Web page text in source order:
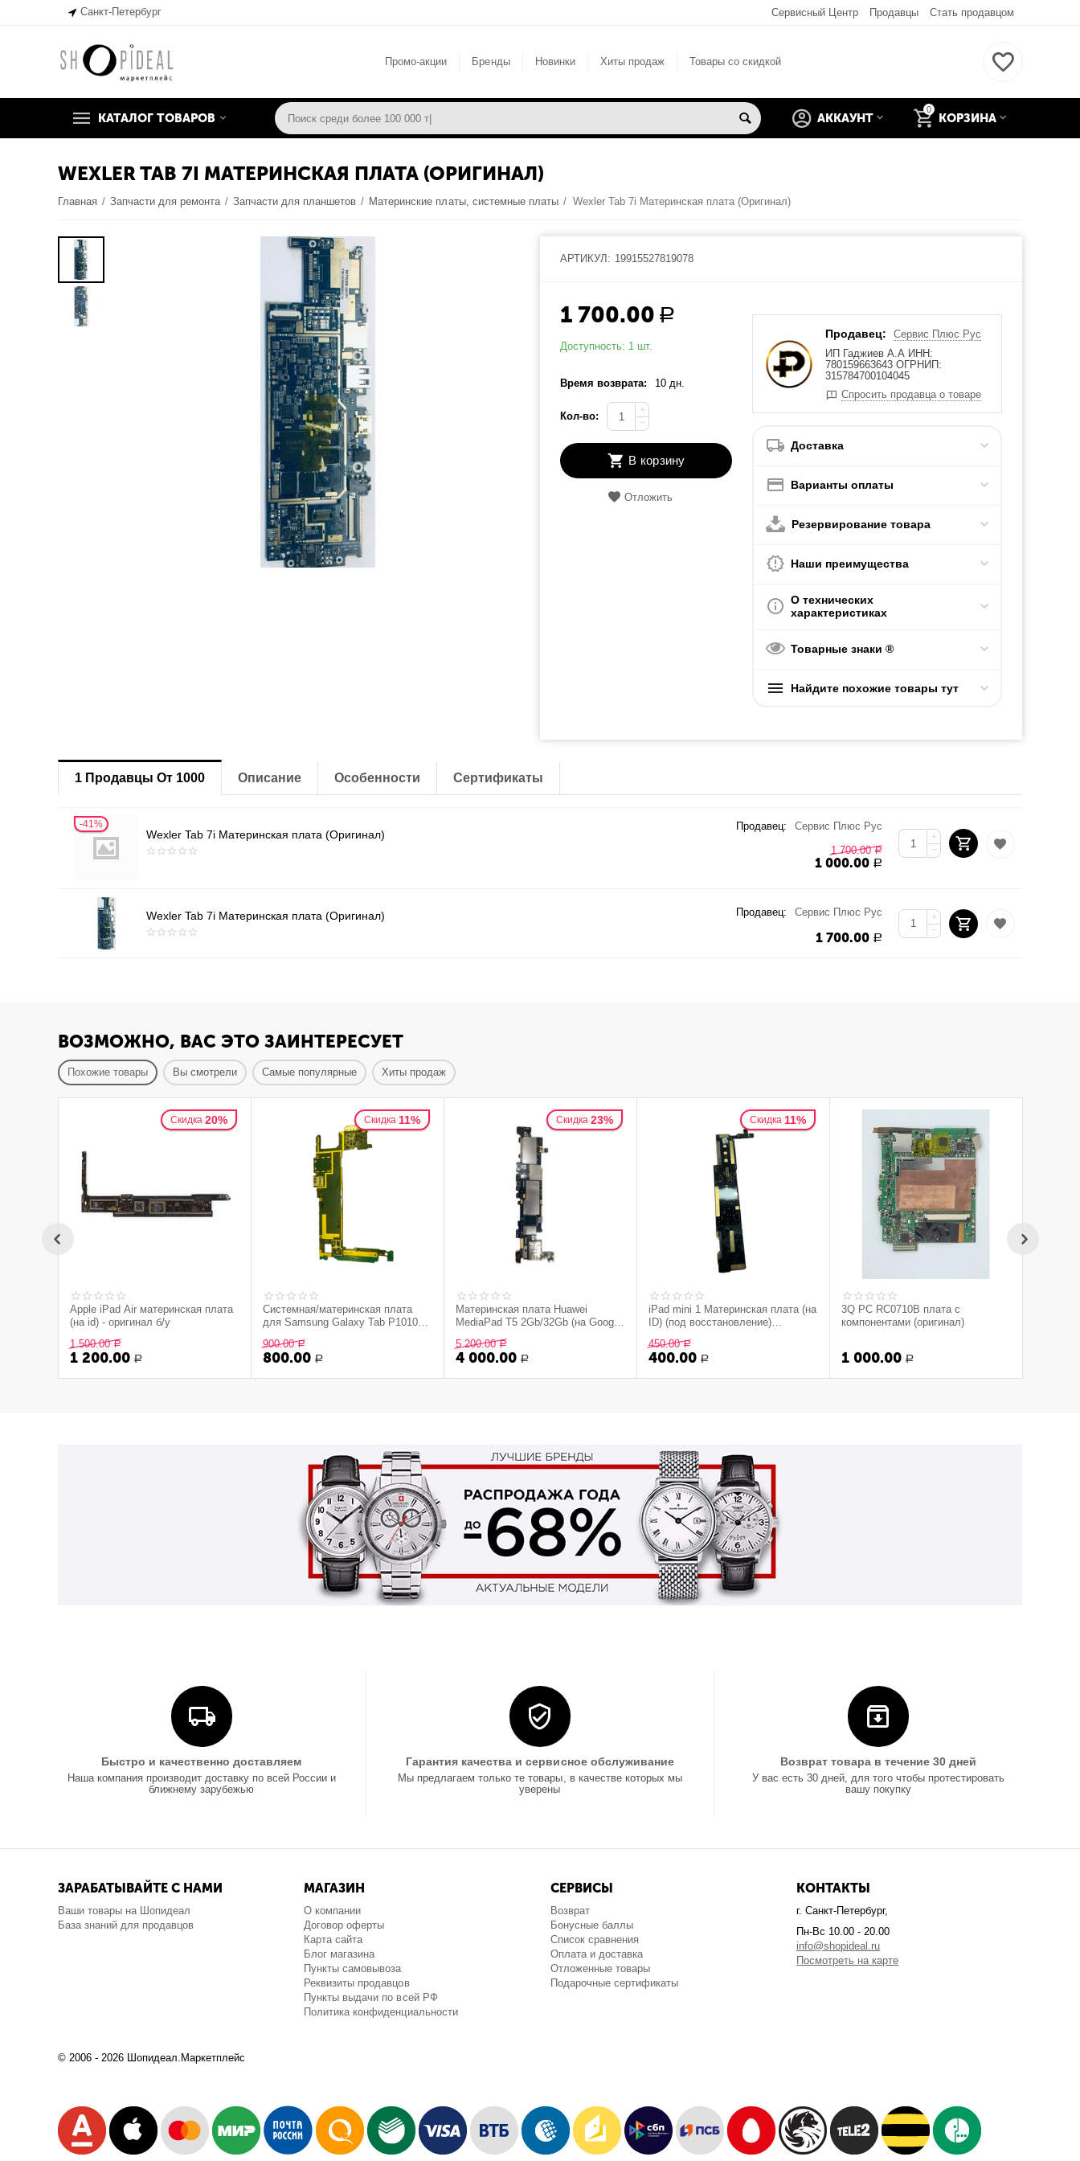
Санкт-Петербург Сервисный Центр Продавцы Стать продавцом
Промо-акции Бренды Новинки Хиты продаж Товары со скидкой
КАТАЛОГ ТОВАРОВ
0
КОРЗИНА
АККАУНТ
WEXLER TAB 7I МАТЕРИНСКАЯ ПЛАТА (ОРИГИНАЛ)
Главная / Запчасти для ремонта / Запчасти для планшетов / Материнские платы, системные платы / Wexler Tab 7i Материнская плата (Оригинал)
АРТИКУЛ: 19915527819078
1 700.00 Р
Доступность: 1 шт.
Время возврата: 10 дн.
Кол-во:
+
−
В корзину
Отложить
Продавец:
Сервис Плюс Рус
ИП Гаджиев А.А ИНН:
780159663643 ОГРНИП:
315784700104045
Спросить продавца о товаре
Доставка
Варианты оплаты
Резервирование товара
Наши преимущества
О технических
характеристиках
Товарные знаки ®
Найдите похожие товары тут
1 Продавцы От 1000 Описание Особенности Сертификаты
41%
Wexler Tab 7i Материнская плата (Оригинал)
Продавец:
Сервис Плюс Рус
1 700.00 Р
1 000.00 Р
+
−
Wexler Tab 7i Материнская плата (Оригинал) Продавец: Сервис Плюс Рус
1 700.00 Р
+
−
ВОЗМОЖНО, ВАС ЭТО ЗАИНТЕРЕСУЕТ
Похожие товары Вы смотрели Самые популярные Хиты продаж
Скидка 20%
Apple iPad Air материнская плата
(на id) - оригинал б/у
1 500.00 Р
1 200.00 Р
Скидка 11%
Системная/материнская плата
для Samsung Galaxy Tab P1010
900.00 Р
800.00 Р
Скидка 23%
Материнская плата Huawei
MediaPad T5 2Gb/32Gb (на Google
5 200.00 Р
4 000.00 Р
Скидка 11%
iPad mini 1 Материнская плата (на
ID) (под восстановление)
450.00 Р
400.00 Р
3Q PC RC0710B плата с
компонентами (оригинал)
1 000.00 Р
Быстро и качественно доставляем
Наша компания производит доставку по всей России и
ближнему зарубежью
Гарантия качества и сервисное обслуживание
Мы предлагаем только те товары, в качестве которых мы
уверены
Возврат товара в течение 30 дней
У вас есть 30 дней, для того чтобы протестировать
вашу покупку
ЗАРАБАТЫВАЙТЕ С НАМИ
Ваши товары на Шопидеал
База знаний для продавцов
МАГАЗИН
О компании
Договор оферты
Карта сайта
Блог магазина
Пункты самовывоза
Реквизиты продавцов
Пункты выдачи по всей РФ
Политика конфиденциальности
СЕРВИСЫ
Возврат
Бонусные баллы
Список сравнения
Оплата и доставка
Отложенные товары
Подарочные сертификаты
КОНТАКТЫ
г. Санкт-Петербург,
Пн-Вс 10.00 - 20.00
info@shopideal.ru
Посмотреть на карте
© 2006 - 2026 Шопидеал.Маркетплейс